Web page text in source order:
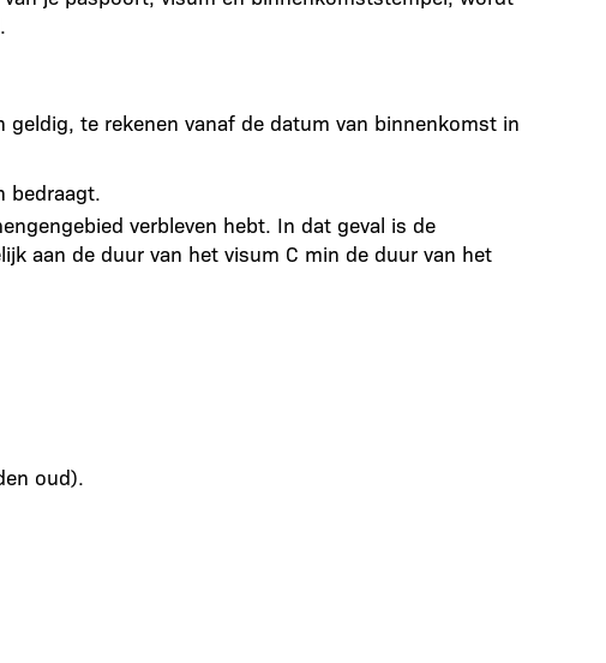
geldig, te rekenen vanaf de datum van binnenkomst in
bedraagt.
verbleven hebt. In dat geval is de
aan de duur van het visum C min de duur van het
oud).